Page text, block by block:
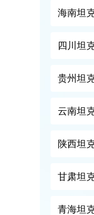
海南坦
四川坦
贵州坦
云南坦
陕西坦
甘肃坦
青海坦